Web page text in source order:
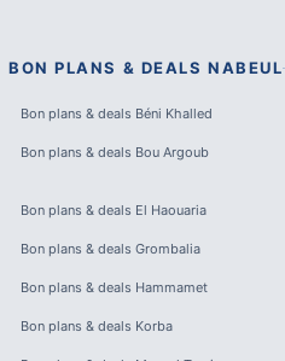
BON PLANS & DEALS NABEUL
Bon plans & deals Béni Khalled
Bon plans & deals Bou Argoub
Bon plans & deals El Haouaria
Bon plans & deals Grombalia
Bon plans & deals Hammamet
Bon plans & deals Korba